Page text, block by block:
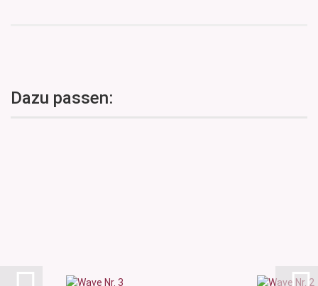
Dazu passen: